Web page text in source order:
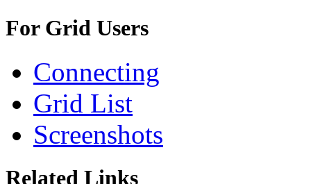
For Grid Users
Connecting
Grid List
Screenshots
Related Links